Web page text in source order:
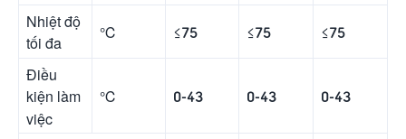
Nhiệt độ
tối đa
℃ ≤75 ≤75 ≤75
Điều
kiện làm
việc
℃ 0-43 0-43 0-43